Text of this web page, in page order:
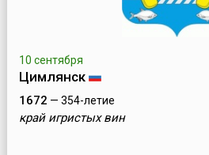
10 сентября
Цимлянск
1672 — 354-летие
край игристых вин